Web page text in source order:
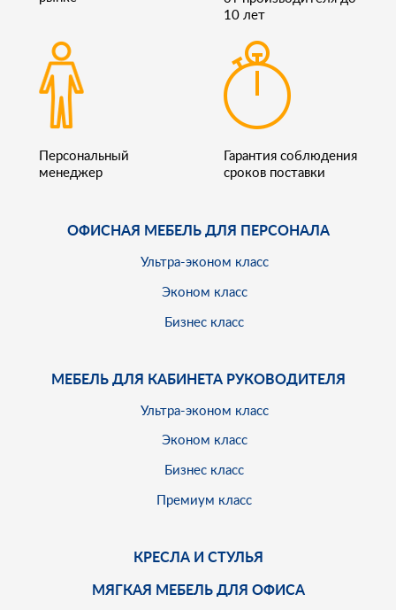
10 лет
Персональный
менеджер
Гарантия соблюдения
сроков поставки
ОФИСНАЯ МЕБЕЛЬ ДЛЯ ПЕРСОНАЛА
Ультра-эконом класс
Эконом класс
Бизнес класс
МЕБЕЛЬ ДЛЯ КАБИНЕТА РУКОВОДИТЕЛЯ
Ультра-эконом класс
Эконом класс
Бизнес класс
Премиум класс
КРЕСЛА И СТУЛЬЯ
МЯГКАЯ МЕБЕЛЬ ДЛЯ ОФИСА